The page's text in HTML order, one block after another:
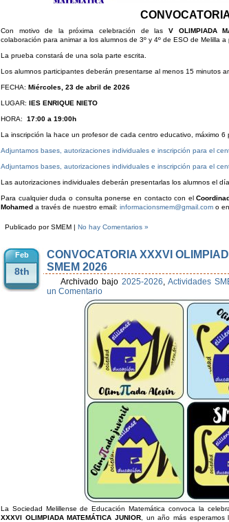
Con motivo de la próxima celebración de las V OLIMPIADA
colaboración para animar a los alumnos de 3º y 4º de ESO de Melilla a
La prueba constará de una sola parte escrita.
Los alumnos participantes deberán presentarse al menos 15 minutos
FECHA: Miércoles, 23 de abril de 2026
LUGAR: IES ENRIQUE NIETO
HORA: 17:00 a 19:00h
La inscripción la hace un profesor de cada centro educativo, máximo 6
Adjuntamos bases, autorizaciones individuales e inscripción para el
Adjuntamos bases, autorizaciones individuales e inscripción para el
Las autorizaciones individuales deberán presentarlas los alumnos el
Para cualquier duda o consulta ponerse en contacto con el
Mohamed a través de nuestro email: informacionsmem@gmail.com o
Publicado por SMEM | No hay Comentarios »
Feb
8th
CONVOCATORIA XXXVI
SMEM 2026
Archivado bajo 2025-2026, Actividades
un Comentario
La Sociedad Melillense de Educación Matemática convoca la
XXXVI OLIMPIADA MATEMÁTICA JUNIOR, un año más esperamos